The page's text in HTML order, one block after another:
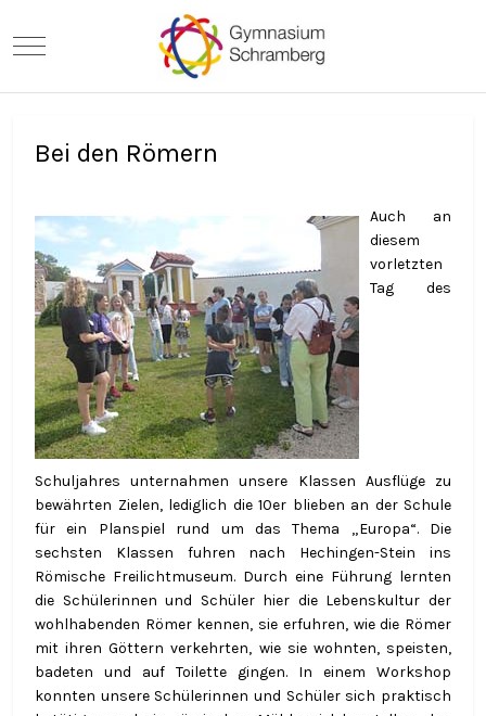
Mobile Menu Toggle
Bei den Römern
Auch an
diesem
vorletzten
Tag des
Schuljahres unternahmen unsere Klassen Ausflüge zu
bewährten Zielen, lediglich die 10er blieben an der Schule
für ein Planspiel rund um das Thema „Europa“. Die
sechsten Klassen fuhren nach Hechingen-Stein ins
Römische Freilichtmuseum. Durch eine Führung lernten
die Schülerinnen und Schüler hier die Lebenskultur der
wohlhabenden Römer kennen, sie erfuhren, wie die Römer
mit ihren Göttern verkehrten, wie sie wohnten, speisten,
badeten und auf Toilette gingen. In einem Workshop
konnten unsere Schülerinnen und Schüler sich praktisch